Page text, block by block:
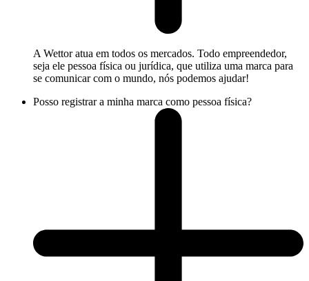
A Wettor atua em todos os mercados. Todo empreendedor,
seja ele pessoa física ou jurídica, que utiliza uma marca para
se comunicar com o mundo, nós podemos ajudar!
Posso registrar a minha marca como pessoa física?